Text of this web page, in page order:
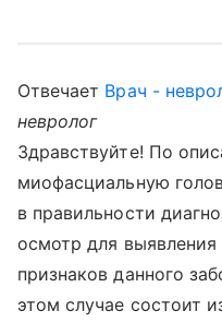
Отвечает Врач -
невролог
Здравствуйте! По
миофасциальную
в правильности
осмотр для выявления
признаков данного
этом случае состоит